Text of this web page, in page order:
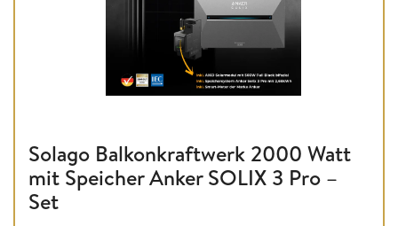
Solago Balkonkraftwerk 2000 Watt
mit Speicher Anker SOLIX 3 Pro –
Set